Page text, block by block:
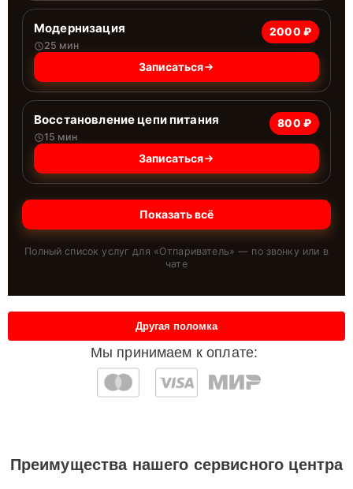
Модернизация
25 мин
2000 ₽
Записаться
Восстановление цепи питания
15 мин
800 ₽
Записаться
Показать всё
Полный список услуг для «Отпариватель» — по звонку или в
чате
Мы принимаем к оплате:
Другая поломка
Преимущества нашего сервисного центра